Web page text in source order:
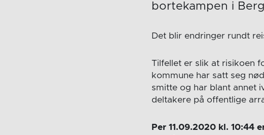
bortekampen i
Det blir endringer rundt
Tilfellet er slik at risikoen
kommune har satt seg
smitte og har blant annet
deltakere på offentlige
Per 11.09.2020 kl. 10:44